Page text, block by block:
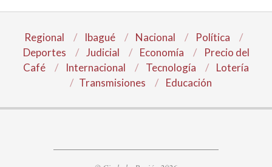
Regional Ibagué Nacional
Política
Deportes
Judicial Economía
Precio del
Café
Internacional Tecnología
Lotería
Transmisiones
Educación